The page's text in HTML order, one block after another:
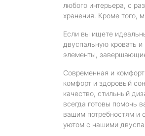
любого интерьера, с
хранения. Кроме того,
Если вы ищете
двуспальную кровать и
элементы,
Современная и
комфорт и здоровый
качество, стильный
всегда готовы помочь
вашим потребностям и
уютом с нашими